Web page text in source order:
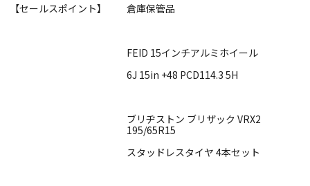
【セールスポイント】
倉庫保管品
FEID 15インチアルミホイール
6J 15in +48 PCD114.3 5H
ブリヂストン ブリザック VRX2
195/65R15
スタッドレスタイヤ 4本セット